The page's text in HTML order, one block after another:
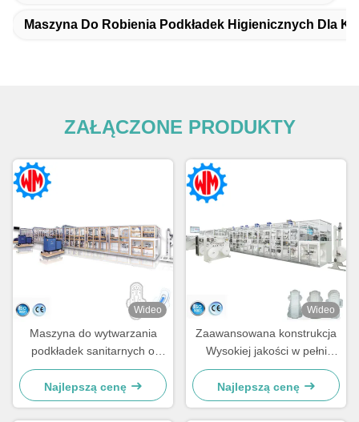
Maszyna Do Robienia Podkładek Higienicznych Dla
ZAŁĄCZONE PRODUKTY
Wideo
Maszyna do wytwarzania
podkładek sanitarnych o
wysokim standardzie z
obsługą obsługi i naprawy w
terenie
Najlepszą cenę
Wideo
Zaawansowana konstrukcja
Wysokiej jakości w pełni
serwomechaniczna maszyna
do produkcji podpasek
higienicznych 1500 szt./min
Najlepszą cenę